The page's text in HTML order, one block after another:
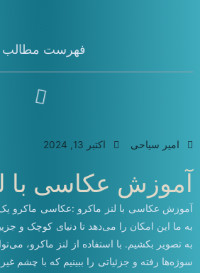
فهرست مطالب
امیر سیاحی اکتبر 13, 2024
آموزش عکاسی با
آموزش عکاسی با لنز ماکرو :عکاسی ماکرو
به ما این امکان را می‌دهد تا دنیای کوچک و
به تصویر بکشیم. با استفاده از لنز ماکرو،
سوژه‌ها رفته و جزئیاتی را ببینیم که با چشم